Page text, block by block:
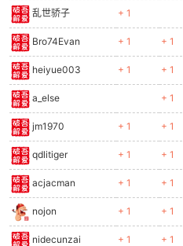
乱世骄子 + 1
Bro74Evan + 1 + 1
heiyue003 + 1 + 1
a_else + 1
jm1970 + 1 + 1
qdlitiger + 1 + 1
acjacman + 1 + 1
nojon + 1 + 1
nidecunzai + 1 + 1